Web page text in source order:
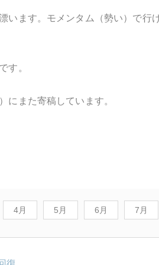
います。モメンタム（勢い）で行
す。
にまた寄稿しています。
4月 5月 6月 7月